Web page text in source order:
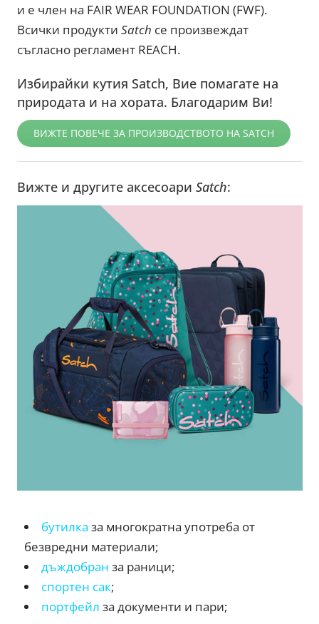
и е член на FAIR WEAR FOUNDATION (FWF).
Всички продуктиSatch се произвеждат
съгласно регламент REACH.
Избирайки кутия Satch, Вие помагате на
природата и на хората. Благодарим Ви!
ВИЖТЕ ПОВЕЧЕ ЗА ПРОИЗВОДСТВОТО НА SATCH
Вижте и другите аксесоариSatch:
бутилка за многократна употреба от
безвредни материали;
дъждобран за раници;
спортен сак;
портфейл за документи и пари;